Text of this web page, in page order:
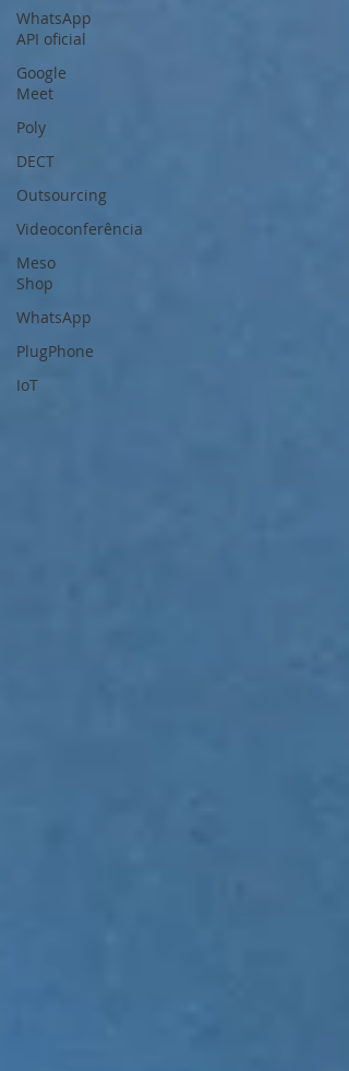
WhatsApp
API oficial
Google
Meet
Poly
DECT
Outsourcing
Videoconferência
Meso
Shop
WhatsApp
PlugPhone
IoT